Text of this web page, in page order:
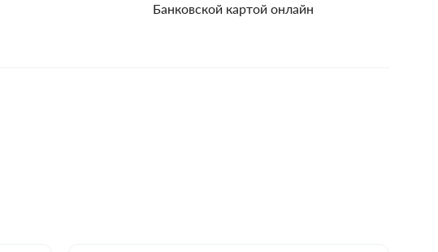
Банковской картой онлайн